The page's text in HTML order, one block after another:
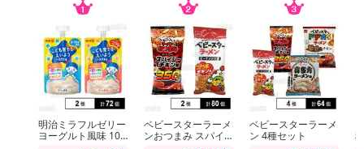
記載されている内容を必ずご確認いただき、お届けする商品セット
にご納得いただきましたうえでお申し込みください。
※パッケージ変更や商品リニューアル（成分など含む）等により、
参考の掲載画像や画像内のバーコードなど、お届け商品と多少異な
る場合がございます。
また、[新たな加工食品の原料原産地表示制度]の経過措置期間の終
了により、商品詳細内に記載の原産国・原材料の表記が旧表記の場
合がございます。
明治ミラフルゼリー
ヨーグルト風味 100
ベビースターラーメ
ンおつまみ スパイ
ベビースターラーメ
ン 4種セット